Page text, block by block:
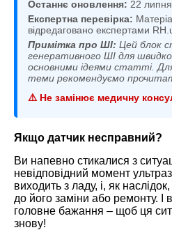
Останнє оновлення: 22
Експертна перевірка:
відредаговано експертами
Примітка про ШІ: Цей блок
генеративного ШІ для
основними ідеями статті.
теми рекомендуємо
⚠️ Не замінює медичну
Якщо датчик несправний?
Ви напевно стикалися з
невідповідний момент
виходить з ладу, і, як
до його заміни або ремонту.
головне бажання – щоб ця
знову!